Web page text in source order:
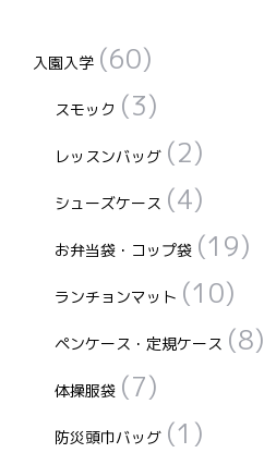
ジ
か
ら
選
入園入学 (60)
スモック (3)
レッスンバッグ (2)
シューズケース (4)
お弁当袋・コップ袋 (19)
ランチョンマット (10)
ペンケース・定規ケース (8)
体操服袋 (7)
防災頭巾バッグ (1)